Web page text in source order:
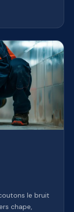
le bruit
chape,